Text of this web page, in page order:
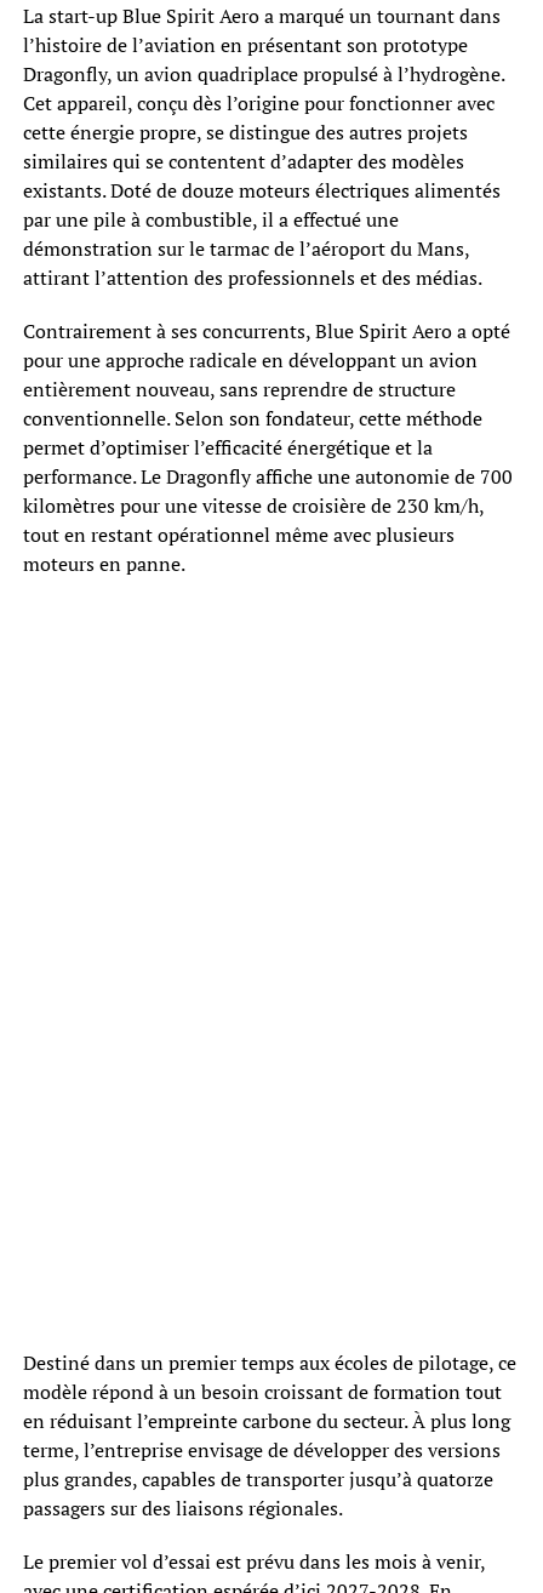
La start-up Blue Spirit Aero a marqué un tournant dans
l’histoire de l’aviation en présentant son prototype
Dragonfly, un avion quadriplace propulsé à l’hydrogène.
Cet appareil, conçu dès l’origine pour fonctionner avec
cette énergie propre, se distingue des autres projets
similaires qui se contentent d’adapter des modèles
existants. Doté de douze moteurs électriques alimentés
par une pile à combustible, il a effectué une
démonstration sur le tarmac de l’aéroport du Mans,
attirant l’attention des professionnels et des médias.
Contrairement à ses concurrents, Blue Spirit Aero a opté
pour une approche radicale en développant un avion
entièrement nouveau, sans reprendre de structure
conventionnelle. Selon son fondateur, cette méthode
permet d’optimiser l’efficacité énergétique et la
performance. Le Dragonfly affiche une autonomie de 700
kilomètres pour une vitesse de croisière de 230 km/h,
tout en restant opérationnel même avec plusieurs
moteurs en panne.
Destiné dans un premier temps aux écoles de pilotage, ce
modèle répond à un besoin croissant de formation tout
en réduisant l’empreinte carbone du secteur. À plus long
terme, l’entreprise envisage de développer des versions
plus grandes, capables de transporter jusqu’à quatorze
passagers sur des liaisons régionales.
Le premier vol d’essai est prévu dans les mois à venir,